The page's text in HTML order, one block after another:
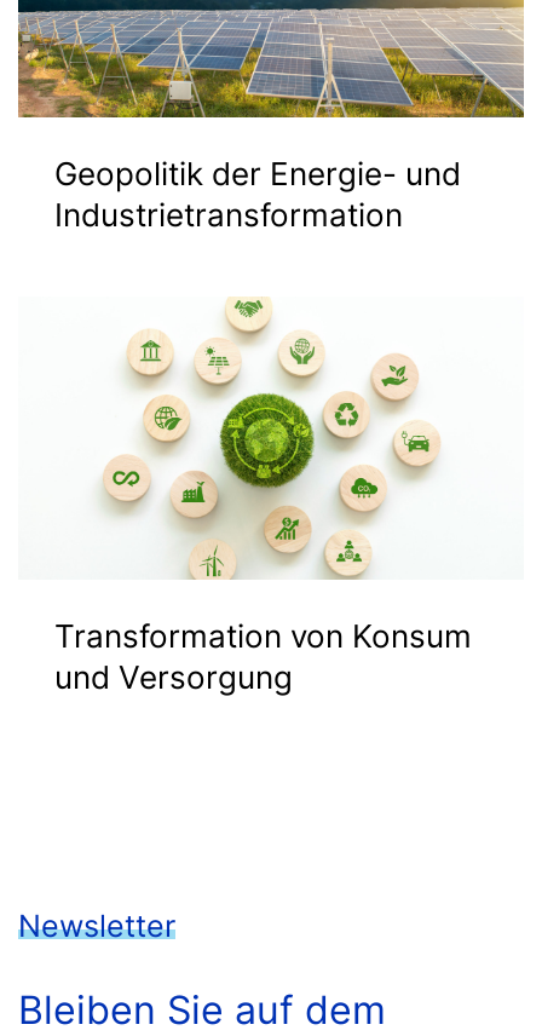
Geopolitik der Energie- und
Industrietransformation
Transformation von Konsum
und Versorgung
Newsletter
Bleiben Sie auf dem